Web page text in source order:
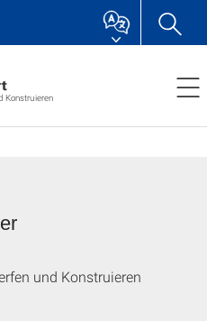
Konstruieren
und Konstruieren